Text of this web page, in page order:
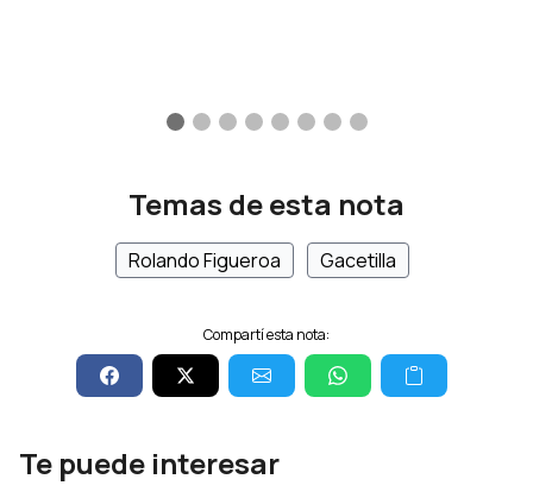
Temas de esta nota
Rolando Figueroa Gacetilla
Compartí esta nota:
Te puede interesar